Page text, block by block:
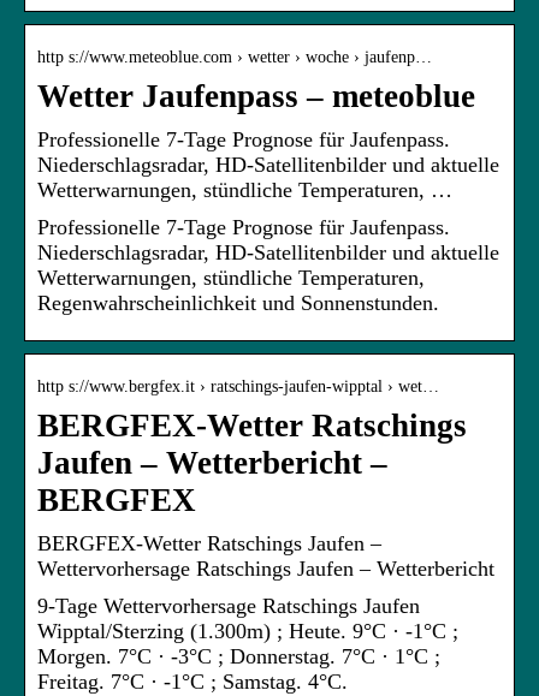
http s://www.meteoblue.com › wetter › woche › jaufenp…
Wetter Jaufenpass – meteoblue
Professionelle 7-Tage Prognose für Jaufenpass.
Niederschlagsradar, HD-Satellitenbilder und aktuelle
Wetterwarnungen, stündliche Temperaturen, …
Professionelle 7-Tage Prognose für Jaufenpass.
Niederschlagsradar, HD-Satellitenbilder und aktuelle
Wetterwarnungen, stündliche Temperaturen,
Regenwahrscheinlichkeit und Sonnenstunden.
http s://www.bergfex.it › ratschings-jaufen-wipptal › wet…
BERGFEX-Wetter Ratschings
Jaufen – Wetterbericht –
BERGFEX
BERGFEX-Wetter Ratschings Jaufen –
Wettervorhersage Ratschings Jaufen – Wetterbericht
9-Tage Wettervorhersage Ratschings Jaufen
Wipptal/Sterzing (1.300m) ; Heute. 9°C · -1°C ;
Morgen. 7°C · -3°C ; Donnerstag. 7°C · 1°C ;
Freitag. 7°C · -1°C ; Samstag. 4°C.